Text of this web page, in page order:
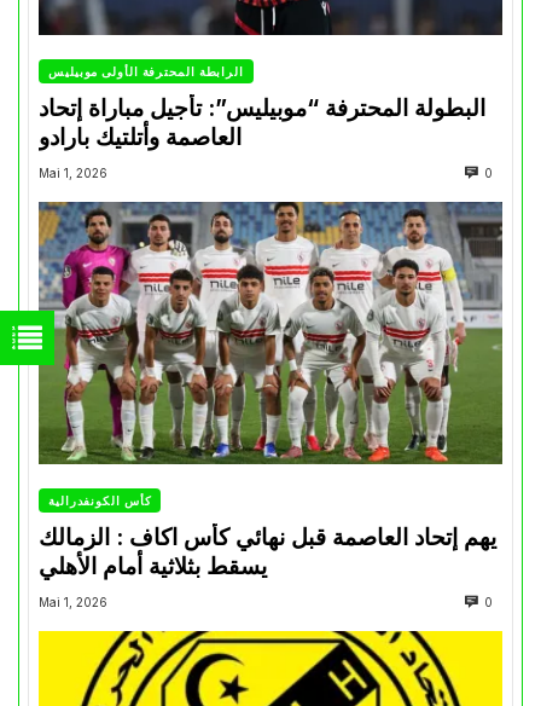
الرابطة المحترفة الأولى موبيليس
البطولة المحترفة “موبيليس”: تأجيل مباراة إتحاد
العاصمة وأتلتيك بارادو
Mai 1, 2026 0
كأس الكونفدرالية
يهم إتحاد العاصمة قبل نهائي كأس اكاف : الزمالك
Mai 1, 2026 0